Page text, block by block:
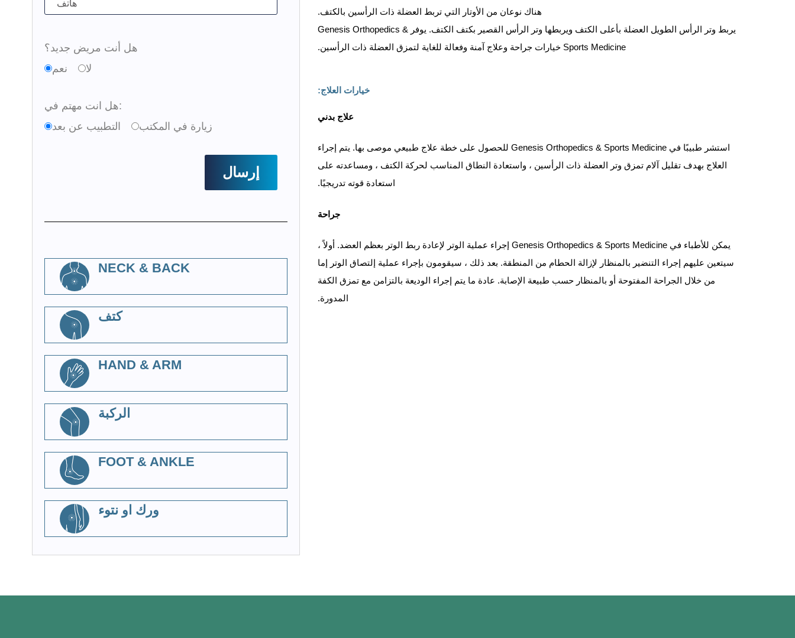
هناك نوعان من الأوتار التي تربط العضلة ذات الرأسين بالكتف.
يربط وتر الرأس الطويل العضلة بأعلى الكتف ويربطها وتر الرأس القصير بكتف الكتف. يوفر Genesis Orthopedics &
Sports Medicine خيارات جراحة وعلاج آمنة وفعالة للغاية لتمزق العضلة ذات الرأسين.
خيارات العلاج:
علاج بدني
استشر طبيبًا في Genesis Orthopedics & Sports Medicine للحصول على خطة علاج طبيعي موصى بها. يتم إجراء
العلاج بهدف تقليل آلام تمزق وتر العضلة ذات الرأسين ، واستعادة النطاق المناسب لحركة الكتف ، ومساعدته على
استعادة قوته تدريجيًا.
جراحة
يمكن للأطباء في Genesis Orthopedics & Sports Medicine إجراء عملية الوتر لإعادة ربط الوتر بعظم العضد. أولاً ،
سيتعين عليهم إجراء التنضير بالمنظار لإزالة الحطام من المنطقة. بعد ذلك ، سيقومون بإجراء عملية إلتصاق الوتر إما
من خلال الجراحة المفتوحة أو بالمنظار حسب طبيعة الإصابة. عادة ما يتم إجراء الوديعة بالتزامن مع تمزق الكفة
المدورة.
هل أنت مريض جديد؟
نعم
لا
هل انت مهتم في:
التطبيب عن بعد
زيارة في المكتب
NECK & BACK
كتف
HAND & ARM
الركبة
FOOT & ANKLE
ورك او نتوء